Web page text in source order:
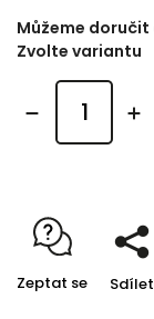
Můžeme doručit
Zvolte variantu
Zeptat se Sdílet